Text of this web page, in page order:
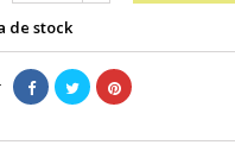
de stock